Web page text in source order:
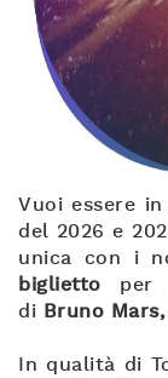
Vuoi essere
del 2026 e
unica con i
biglietto per
di
Bruno
In qualità di